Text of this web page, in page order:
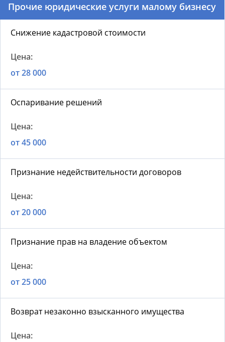
Прочие юридические услуги малому бизнесу
Снижение кадастровой стоимости
от 28 000
Оспаривание решений
от 45 000
Признание недействительности договоров
от 20 000
Признание прав на владение объектом
от 25 000
Возврат незаконно взысканного имущества